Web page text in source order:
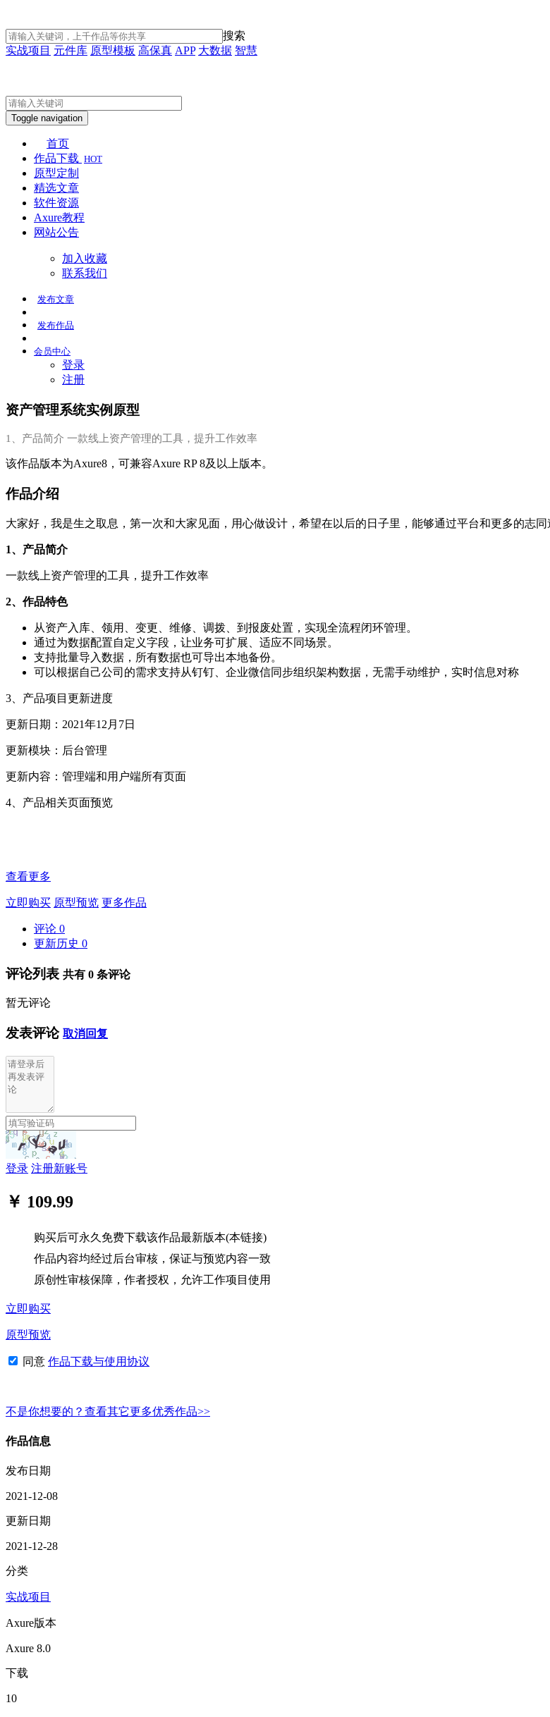
搜索
实战项目 元件库 原型模板 高保真 APP 大数据 智慧
Toggle navigation
首页
作品下载 HOT
原型定制
精选文章
软件资源
Axure教程
网站公告
加入收藏
联系我们
发布文章
发布作品
会员中心
登录
注册
资产管理系统实例原型
1、产品简介 一款线上资产管理的工具，提升工作效率
该作品版本为Axure8，可兼容Axure RP 8及以上版本。
作品介绍
大家好，我是生之取息，第一次和大家见面，用心做设计，希望在以后的日子里，能够通过平台和更多的志
1、产品简介
一款线上资产管理的工具，提升工作效率
2、作品特色
从资产入库、领用、变更、维修、调拨、到报废处置，实现全流程闭环管理。
通过为数据配置自定义字段，让业务可扩展、适应不同场景。
支持批量导入数据，所有数据也可导出本地备份。
可以根据自己公司的需求支持从钉钉、企业微信同步组织架构数据，无需手动维护，实时信息对称
3、产品项目更新进度
更新日期：2021年12月7日
更新模块：后台管理
更新内容：管理端和用户端所有页面
4、产品相关页面预览
查看更多
立即购买 原型预览 更多作品
评论 0
更新历史 0
评论列表 共有 0 条评论
暂无评论
发表评论 取消回复
登录 注册新账号
￥ 109.99
购买后可永久免费下载该作品最新版本(本链接)
作品内容均经过后台审核，保证与预览内容一致
原创性审核保障，作者授权，允许工作项目使用
立即购买
原型预览
同意 作品下载与使用协议
不是你想要的？查看其它更多优秀作品>>
作品信息
发布日期
2021-12-08
更新日期
2021-12-28
分类
实战项目
Axure版本
Axure 8.0
下载
10